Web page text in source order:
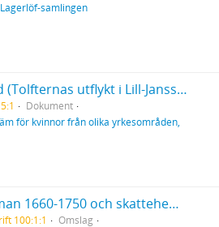
samlingen
Hattparad (Tolfternas utflykt i Lill-Jansskogen
Dokument
för kvinnor från olika yrkesområden,
Ödehemman 1660-1750 och skattehemman i Umeå socken 1750
100:1:1
Omslag